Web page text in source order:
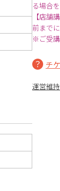
る場合
【店舗
前まで
※ご受講
チ
運営維